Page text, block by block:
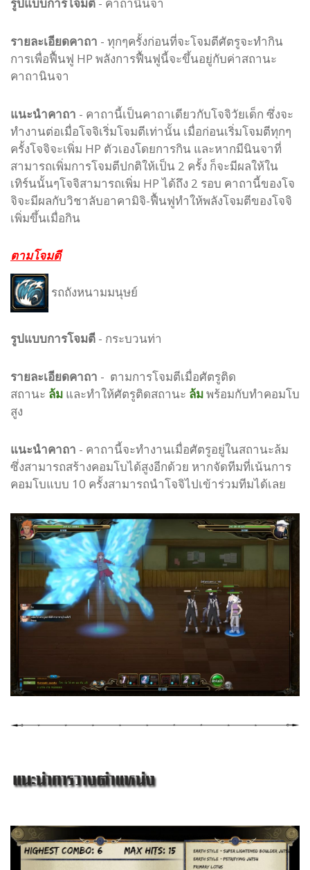
รูปแบบการโจมตี - คาถานินจา
รายละเอียดคาถา - ทุกๆครั้งก่อนที่จะโจมตีศัตรูจะทำกิน
การเพื่อฟื้นฟู HP พลังการฟื้นฟูนี้จะขึ้นอยู่กับค่าสถานะ
คาถานินจา
แนะนำคาถา - คาถานี้เป็นคาถาเดียวกับโจจิวัยเด็ก ซึ่งจะ
ทำงานต่อเมื่อโจจิเริ่มโจมตีเท่านั้น เมื่อก่อนเริ่มโจมตีทุกๆ
ครั้งโจจิจะเพิ่ม HP ตัวเองโดยการกิน และหากมีนินจาที่
สามารถเพิ่มการโจมตีปกติให้เป็น 2 ครั้ง ก็จะมีผลให้ใน
เทิร์นนั้นๆโจจิสามารถเพิ่ม HP ได้ถึง 2 รอบ คาถานี้ของโจ
จิจะมีผลกับวิชาลับอาคามิจิ-ฟื้นฟูทำให้พลังโจมตีของโจจิ
เพิ่มขึ้นเมื่อกิน
ตามโจมตี
รถถังหนามมนุษย์
รูปแบบการโจมตี - กระบวนท่า
รายละเอียดคาถา - ตามการโจมตีเมื่อศัตรูติด
สถานะ ล้ม และทำให้ศัตรูติดสถานะ ล้มพร้อมกับทำคอมโบ
สูง
แนะนำคาถา - คาถานี้จะทำงานเมื่อศัตรูอยู่ในสถานะล้ม
ซึ่งสามารถสร้างคอมโบได้สูงอีกด้วย หากจัดทีมที่เน้นการ
คอมโบแบบ 10 ครั้งสามารถนำโจจิไปเข้าร่วมทีมได้เลย